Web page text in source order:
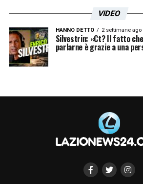
VIDEO
HANNO DETTO 2 settimane ago
Silvestrin: «Ct? Il fatto
parlarne è grazie a una